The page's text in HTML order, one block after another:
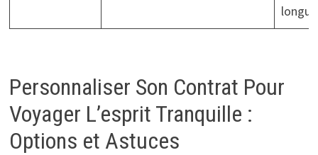
Personnaliser Son Contrat Pour
Voyager L’esprit Tranquille :
Options et Astuces